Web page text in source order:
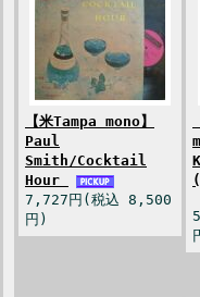
【米Tampa mono】
Paul
Smith/Cocktail
Hour
7,727円(税込 8,500
円)